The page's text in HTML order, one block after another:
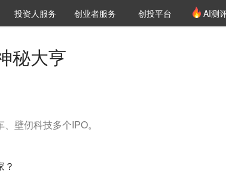
VClub投资机构库
投资机构职位推介
投资人服务 创投氪堂
创业者服务 创投平台 AI测
秘大亨
壁仞科技多个IPO。
？